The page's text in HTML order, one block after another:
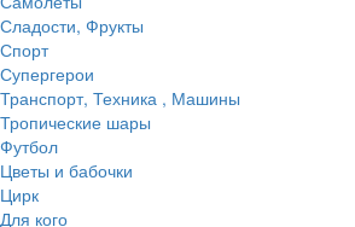
Сладости, Фрукты
Спорт
Супергерои
Транспорт, Техника , Машины
Тропические шары
Футбол
Цветы и бабочки
Цирк
Для кого